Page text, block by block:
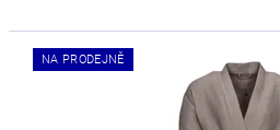
NA PRODEJNĚ